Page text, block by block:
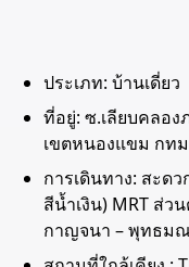
ประเภท: บ้านเดี่ยว
ที่อยู่: ซ.เลียบคลอง
เขตหนองแขม กท
การเดินทาง: สะด
สีน้ำเงิน) MRT ส่
กาญจนา – พุทธม